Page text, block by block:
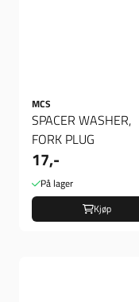
MCS
SPACER WASHER,
FORK PLUG
17,-
På lager
Kjøp